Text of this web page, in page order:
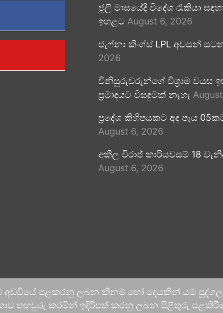
ජූලි මාසයේදී විදේශ රැකියා
ඉහළට August 6, 2026
ජැෆ්නා කිංග්ස් LPL අවසන්
2026
විනිසුරුවරුන්ගේ විශ්‍රාම වයස
ප්‍රමාදයට විසඳුමක් නැහැ
ප්‍රදේශ කිහිපයකට අද පැය
August 6, 2026
අකිල විරාජ් කාරියවසම් 18
August 6, 2026
වෙබ් අඩවියේ පළකරනු ලබන කිනම් හෝ දෙයකින් යම්
තහවුරු කරමින් ඉදිරිපත් කරනු ලබන පිළිතුරු පළකිරීමට